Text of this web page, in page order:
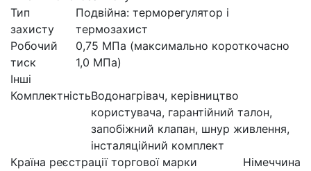
Тип
захисту
Подвійна: терморегулятор і
термозахист
Робочий
тиск
0,75 МПа (максимально короткочасно
1,0 МПа)
Інші
КомплектністьВодонагрівач, керівництво
користувача, гарантійний талон,
запобіжний клапан, шнур живлення,
інсталяційний комплект
Країна реєстрації торгової марки
Німеччина